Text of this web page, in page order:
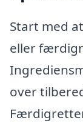
Start med
eller
over